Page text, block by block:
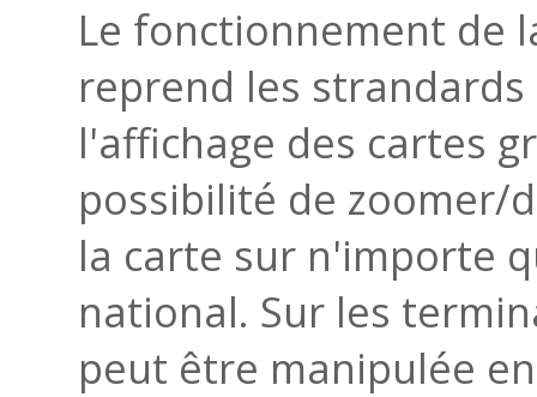
Le fonctionnement de
reprend les
l'affichage des cartes
possibilité de zoomer/
la carte sur n'importe
national. Sur les
peut être manipulée